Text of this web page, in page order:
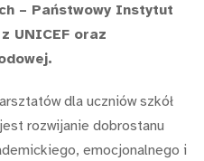
– Państwowy Instytut
UNICEF oraz
dla uczniów szkół
rozwijanie dobrostanu
emocjonalnego i